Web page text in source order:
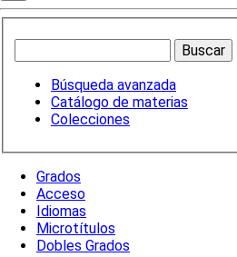
Búsqueda avanzada
Catálogo de materias
Colecciones
Grados
Acceso
Idiomas
Microtítulos
Dobles Grados